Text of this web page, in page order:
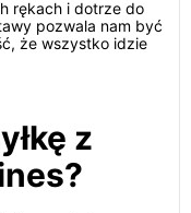
rękach i dotrze do
pozwala nam być
że wszystko idzie
z